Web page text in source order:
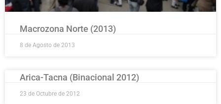
Macrozona Norte (2013)
8 de Agosto de 2013
Arica-Tacna (Binacional 2012)
23 de Octubre de 2012